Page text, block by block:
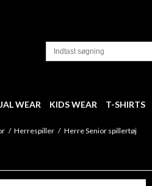
WEAR KIDS WEAR T-SHIRTS
/ Herrespiller / Herre Senior spillertøj